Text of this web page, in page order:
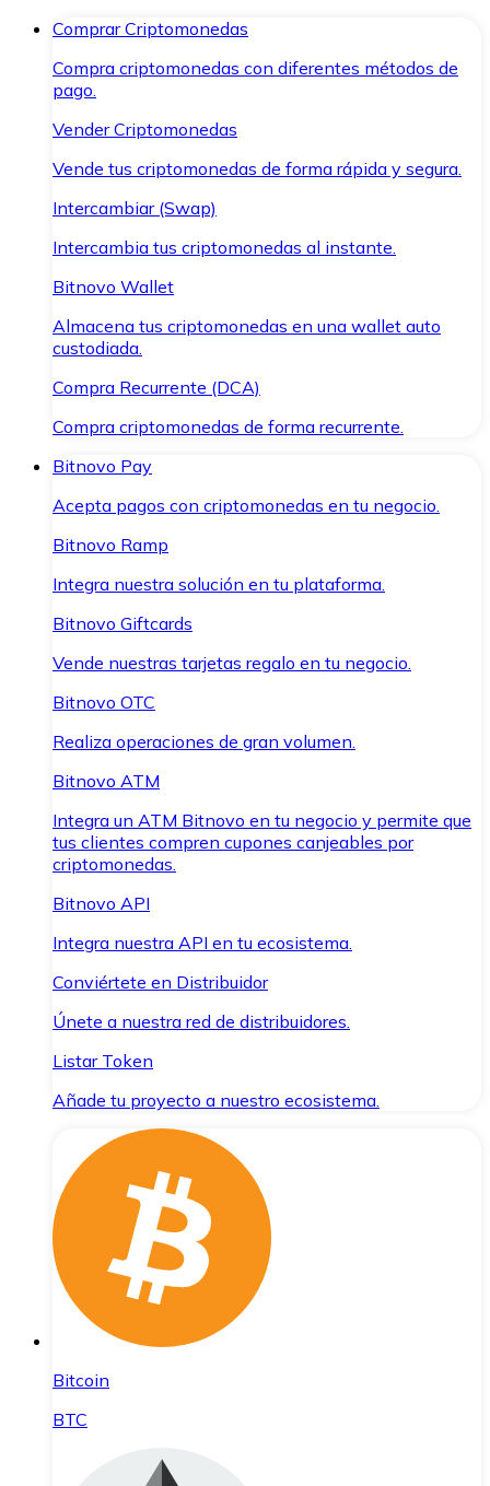
Comprar Criptomonedas
Compra criptomonedas con diferentes métodos de
pago.
Vender Criptomonedas
Vende tus criptomonedas de forma rápida y segura.
Intercambiar (Swap)
Intercambia tus criptomonedas al instante.
Bitnovo Wallet
Almacena tus criptomonedas en una wallet auto
custodiada.
Compra Recurrente (DCA)
Compra criptomonedas de forma recurrente.
Bitnovo Pay
Acepta pagos con criptomonedas en tu negocio.
Bitnovo Ramp
Integra nuestra solución en tu plataforma.
Bitnovo Giftcards
Vende nuestras tarjetas regalo en tu negocio.
Bitnovo OTC
Realiza operaciones de gran volumen.
Bitnovo ATM
Integra un ATM Bitnovo en tu negocio y permite que
tus clientes compren cupones canjeables por
criptomonedas.
Bitnovo API
Integra nuestra API en tu ecosistema.
Conviértete en Distribuidor
Únete a nuestra red de distribuidores.
Listar Token
Añade tu proyecto a nuestro ecosistema.
Bitcoin
BTC